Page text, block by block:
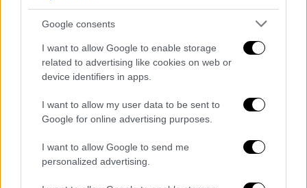
Google consents
I want to allow Google to enable storage
related to advertising like cookies on web or
device identifiers in apps.
I want to allow my user data to be sent to
Google for online advertising purposes.
I want to allow Google to send me
personalized advertising.